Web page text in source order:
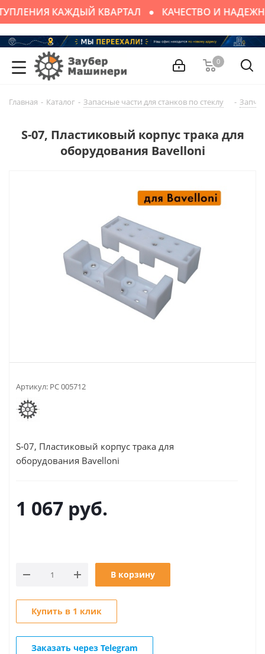
КАЖДЫЙ КВАРТАЛ КАЧЕСТВО И
0
Главная - Каталог - Запасные части для cтaнков по стеклу -
S-07, Пластиковый корпус трака для
оборудования Bavelloni
Артикул: РС 005712
S-07, Пластиковый корпус трака для
оборудования Bavelloni
1 067 руб.
В корзину
Купить в 1 клик
Заказать через Telegram